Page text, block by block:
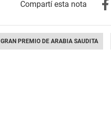
GRAN PREMIO DE ARABIA SAUDITA